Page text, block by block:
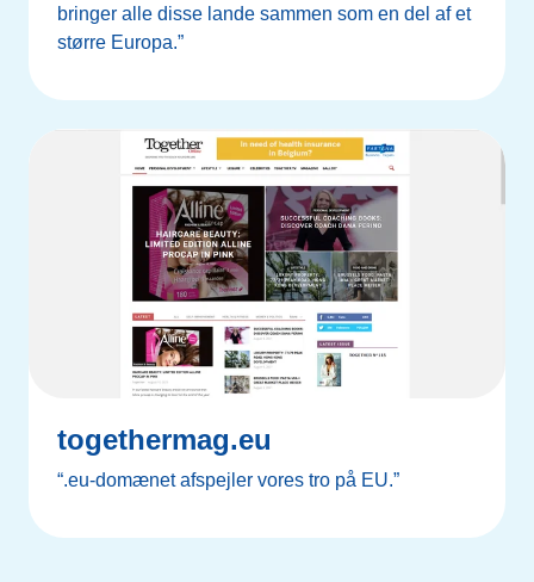
bringer alle disse lande sammen som en del af et
større Europa.”
togethermag.eu
“.eu-domænet afspejler vores tro på EU.”